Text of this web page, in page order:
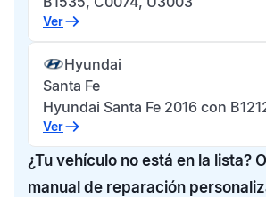
Ver
Hyundai
Santa Fe
Hyundai Santa Fe 2016 con
Ver
¿Tu vehículo no está en la lista?
manual de reparación